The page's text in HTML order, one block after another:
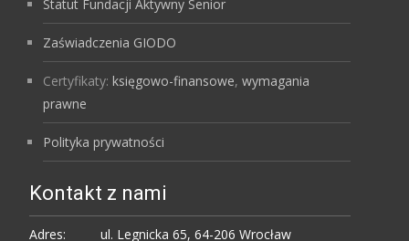
Statut Fundacji Aktywny Senior
Zaświadczenia GIODO
Certyfikaty: księgowo-finansowe, wymagania
prawne
Polityka prywatności
Kontakt z nami
Adres: ul. Legnicka 65, 64-206 Wrocław